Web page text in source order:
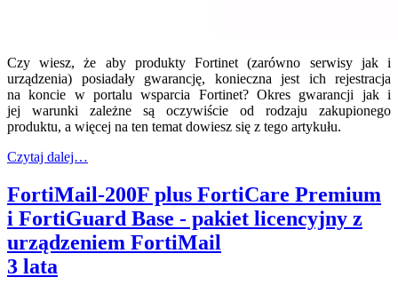
Czy wiesz, że aby produkty Fortinet (zarówno serwisy jak i
urządzenia) posiadały gwarancję, konieczna jest ich rejestracja
na koncie w portalu wsparcia Fortinet? Okres gwarancji jak i
jej warunki zależne są oczywiście od rodzaju zakupionego
produktu, a więcej na ten temat dowiesz się z tego artykułu.
Czytaj dalej…
FortiMail-200F plus FortiCare Premium
i FortiGuard Base - pakiet licencyjny z
urządzeniem FortiMail
3 lata